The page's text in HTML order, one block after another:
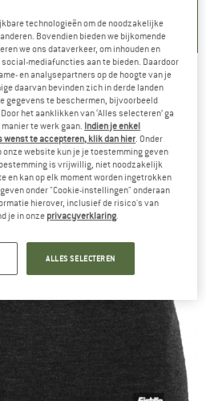
- Muts
technologieën om de noodzakelijke
Bovendien bieden we bijkomende
we ons dataverkeer, om inhouden en
mediafuncties aan te bieden. Daardoor
en analysepartners op de hoogte van je
daarvan bevinden zich in derde landen
gegevens te beschermen, bijvoorbeeld
het aanklikken van ‘Alles selecteren’ ga
te werk gaan. Indien je enkel
te accepteren, klik dan hier. Onder
onze website kun je je toestemming geven
is vrijwillig, niet noodzakelijk
en kan op elk moment worden ingetrokken
onder "Cookie-instellingen" onderaan
hierover, inclusief de risico's van
je in onze privacyverklaring.
ALLES SELECTEREN